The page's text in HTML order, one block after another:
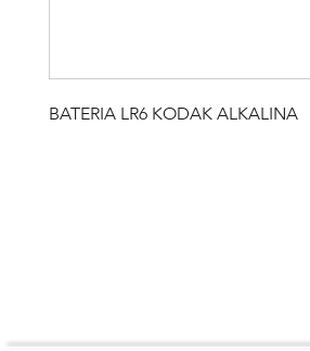
BATERIA LR6 KODAK ALKALINA